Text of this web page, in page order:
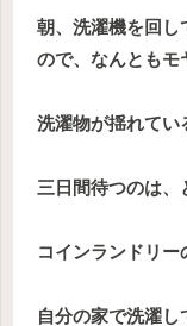
朝、洗濯機を回し
ので、なんともモ
洗濯物が揺れてい
三日間待つのは、
コインランドリー
自分の家で洗濯